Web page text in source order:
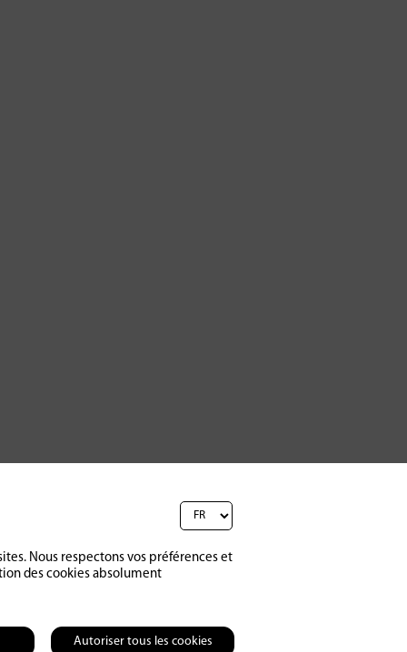
Contact CGV Charte de confidentialité
Nous respectons vos préférences et
des cookies absolument
Autoriser tous les cookies